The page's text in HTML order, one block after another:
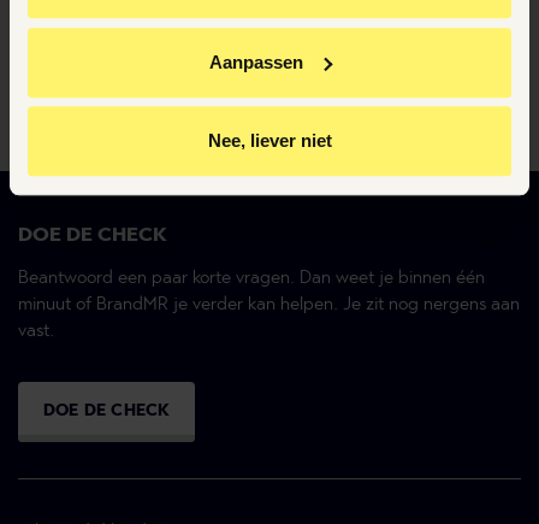
Youtube-video’s te kunnen bekijken
Relevante aanbiedingen van BrandMR op andere sites
Door op ‘Ja, nu accepteren’ te klikken ga je akkoord met
Aanpassen
Nee, liever niet
Ervaren topadvocaten en -juristen met eigen
Altijd en overal inzicht in je dossier
DOE DE CHECK
Beantwoord een paar korte vragen. Dan weet je binnen één
minuut of BrandMR je verder kan helpen. Je zit nog nergens aan
vast.
DOE DE CHECK